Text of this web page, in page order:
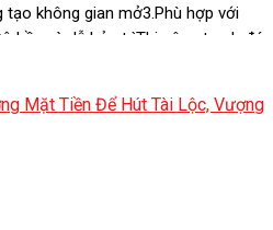
không gian mở3.Phù hợp với
bền và dễ bảo trìThi công tranh đá
sáng ốp tườngMột số công trình